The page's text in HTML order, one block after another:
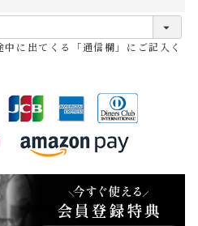
に出てくる「通信欄」にご記入く